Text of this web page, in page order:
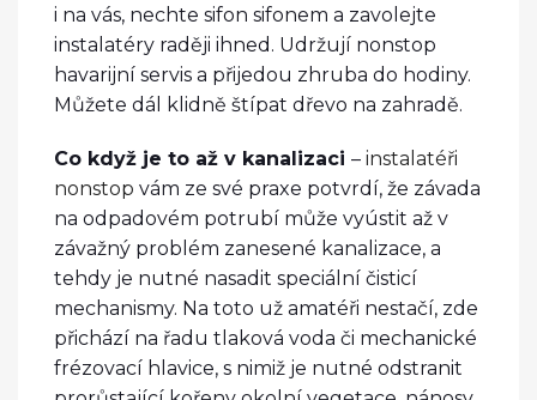
i na vás, nechte sifon sifonem a zavolejte
instalatéry raději ihned. Udržují nonstop
havarijní servis a přijedou zhruba do hodiny.
Můžete dál klidně štípat dřevo na zahradě.
Co když je to až v kanalizaci – instalatéři
nonstop vám ze své praxe potvrdí, že závada
na odpadovém potrubí může vyústit až v
závažný problém zanesené kanalizace, a
tehdy je nutné nasadit speciální čisticí
mechanismy. Na toto už amatéři nestačí, zde
přichází na řadu tlaková voda či mechanické
frézovací hlavice, s nimiž je nutné odstranit